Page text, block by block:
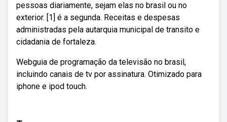
pessoas diariamente, sejam elas no brasil ou no
exterior. [1] é a segunda. Receitas e despesas
administradas pela autarquia municipal de transito e
cidadania de fortaleza.
Webguia de programação da televisão no brasil,
incluindo canais de tv por assinatura. Otimizado para
iphone e ipod touch.